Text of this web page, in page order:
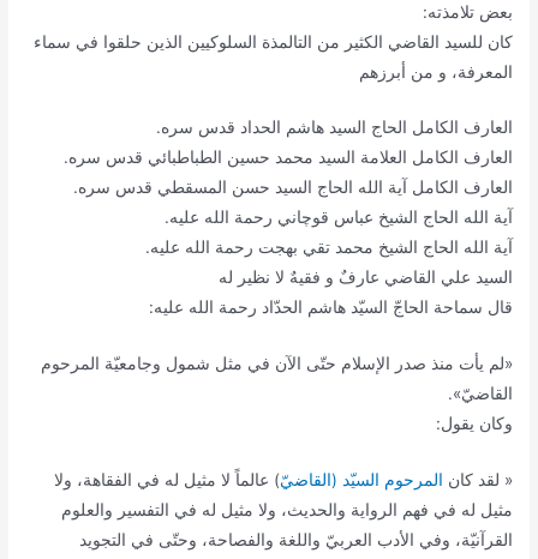
بعض تلامذته:
كان للسيد القاضي الكثير من التالمذة السلوكيين الذين حلقوا في سماء
المعرفة، و من أبرزهم
العارف الكامل الحاج السيد هاشم الحداد قدس سره.
العارف الكامل العلامة السيد محمد حسين الطباطبائي قدس سره.
العارف الكامل آية الله الحاج السيد حسن المسقطي قدس سره.
آية الله الحاج الشيخ عباس قوچاني رحمة الله عليه.
آية الله الحاج الشيخ محمد تقي بهجت رحمة الله عليه.
السيد علي القاضي عارفٌ و فقيهٌ لا ‌نظير له
قال سماحة الحاجّ السيّد هاشم الحدّاد رحمة الله عليه:
«لم يأت منذ صدر الإسلام حتّى الآن في مثل شمول وجامعيّة المرحوم
القاضيّ».
وكان يقول:
« لقد كان المرحوم السيّد (القاضيّ) عالماً لا مثيل له في الفقاهة، ولا
مثيل له في فهم الرواية والحديث، ولا مثيل له في التفسير والعلوم
القرآنيّة، وفي الأدب العربيّ واللغة والفصاحة، وحتّى في التجويد